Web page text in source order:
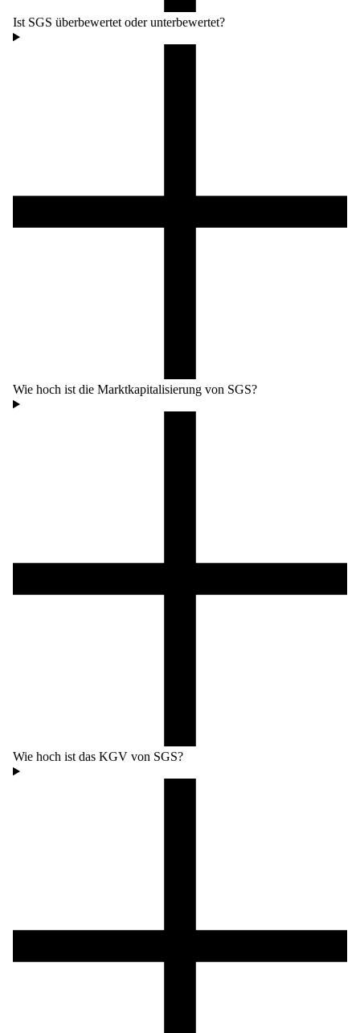
Ist SGS überbewertet oder unterbewertet?
Wie hoch ist die Marktkapitalisierung von SGS?
Wie hoch ist das KGV von SGS?